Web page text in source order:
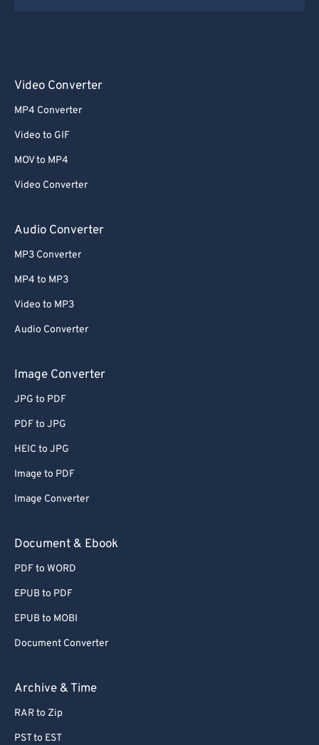
Video Converter
MP4 Converter
Video to GIF
MOV to MP4
Video Converter
Audio Converter
MP3 Converter
MP4 to MP3
Video to MP3
Audio Converter
Image Converter
JPG to PDF
PDF to JPG
HEIC to JPG
Image to PDF
Image Converter
Document & Ebook
PDF to WORD
EPUB to PDF
EPUB to MOBI
Document Converter
Archive & Time
RAR to Zip
PST to EST